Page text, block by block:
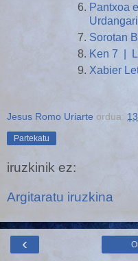
Pantxoa
Sorotan
Ken 7 |
Xabier
Jesus Romo Uriarte ordua:
Partekatu
iruzkinik ez:
Argitaratu iruzkina
‹